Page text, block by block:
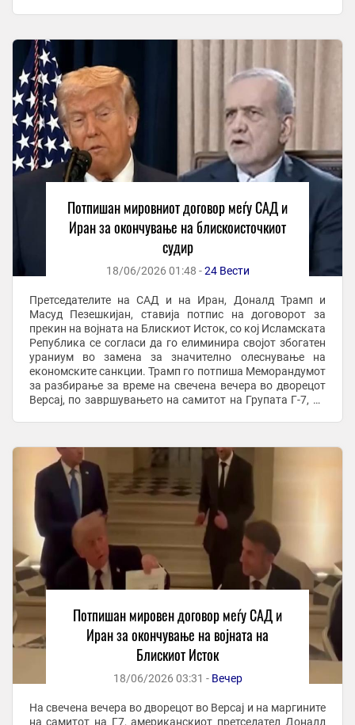
Потпишан мировниот договор меѓу САД и
Иран за окончување на блискоисточкиот
судир
18/06/2026 01:48 -24 Вести
Претседателите на САД и на Иран, Доналд Трамп и
Масуд Пезешкијан, ставија потпис на договорот за
прекин на војната на Блискиот Исток, со кој Исламската
Република се согласи да го елиминира својот збогатен
ураниум во замена за значително олеснување на
економските санкции. Трамп го потпиша Меморандумот
за разбирање за време на свечена вечера во дворецот
Версај, по завршувањето на самитот на Групата Г-7, во
Потпишан мировен договор меѓу САД и
Иран за окончување на војната на
Блискиот Исток
18/06/2026 03:31 - Вечер
На свечена вечера во дворецот во Версај и на маргините
на самитот на Г7, американскиот претседател Доналд